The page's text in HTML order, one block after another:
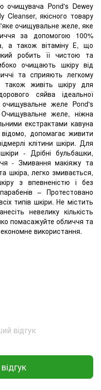
очищувача Pond's Dewey
Cleanser, якісного товару
очищувальне желе, яке
за допомогою 100%
а також вітаміну Е, що
робить її чистою та
очищають шкіру від
та сприяють легкому
живіть шкіру для
сяйва ідеальної
очищувальне желе Pond's
желе, ніжна
екстрактами кавуна
допомагає живити
клітини шкіри. Для
- Дрібні бульбашки,
- Змивання макіяжу та
шкіра, легко змивається,
з впевненістю і без
– Протестовано
типів шкіри. Не містить
невелику кількість
помасажуйте обличчя та
використання.
відгук